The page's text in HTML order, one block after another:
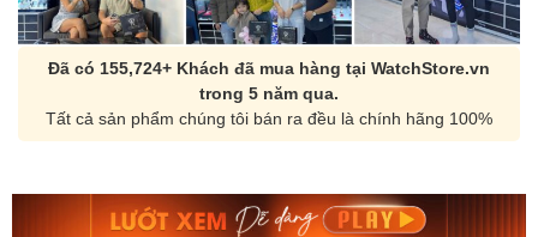
Đã có 155,724+ Khách đã mua hàng tại WatchStore.vn
trong 5 năm qua.
Tất cả sản phẩm chúng tôi bán ra đều là chính hãng 100%
Orient Nam RA-
Mua ngay
Casio Nam MTS-
Mua ngay